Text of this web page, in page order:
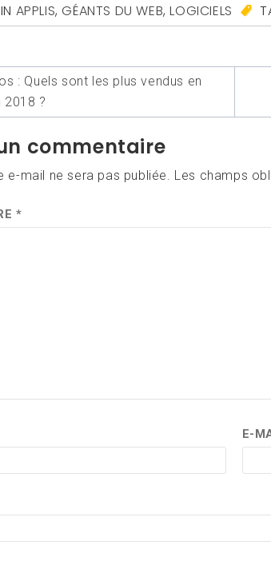
APPLIS,GÉANTS DU WEB,LOGICIELS
: Quels sont les plus vendus en
2018 ?
commentaire
e-mail ne sera pas publiée. Les champs
*
E-